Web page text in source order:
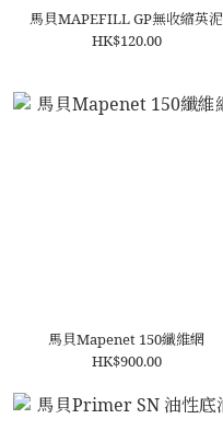
馬貝MAPEFILL GP無收縮英泥
HK$120.00
馬貝Mapenet 150纖維網
HK$900.00